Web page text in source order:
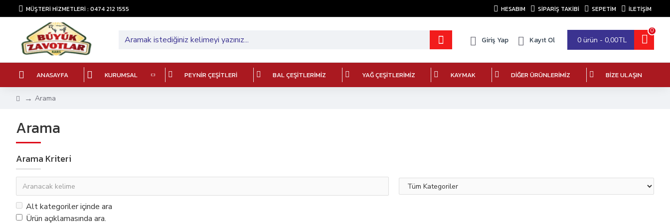
MÜŞTERİ HİZMETLERİ : 0474 212 1555 HESABIM SIPARIŞ TAKIBI SEPETIM İLETİŞİM
Giriş Yap Kayıt Ol 0 ürün - 0,00TL
0
ANASAYFA KURUMSAL PEYNIR ÇEŞITLERI BAL ÇEŞITLERIMIZ YAĞ ÇEŞITLERIMIZ KAYMAK DIĞER ÜRÜNLERIMIZ BIZE ULAŞIN
Arama
Arama
Arama Kriteri
Alt kategoriler içinde ara
Ürün açıklamasında ara.